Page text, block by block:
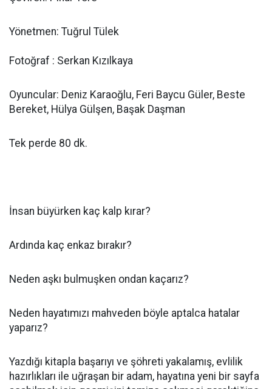
Yönetmen: Tuğrul Tülek
Fotoğraf : Serkan Kızılkaya
Oyuncular: Deniz Karaoğlu, Feri Baycu Güler, Beste
Bereket, Hülya Gülşen, Başak Daşman
Tek perde 80 dk.
İnsan büyürken kaç kalp kırar?
Ardında kaç enkaz bırakır?
Neden aşkı bulmuşken ondan kaçarız?
Neden hayatımızı mahveden böyle aptalca hatalar
yaparız?
Yazdığı kitapla başarıyı ve şöhreti yakalamış, evlilik
hazırlıkları ile uğraşan bir adam, hayatına yeni bir sayfa